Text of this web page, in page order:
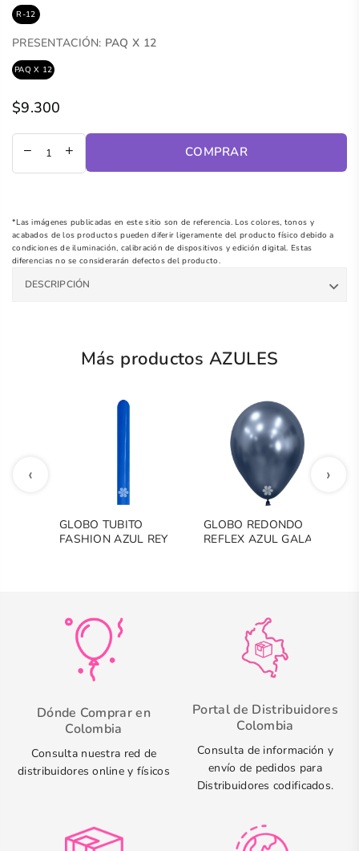
R-12
PRESENTACIÓN: PAQ X 12
PAQ X 12
Precio
regular
$9.300
COMPRAR
*Las imágenes publicadas en este sitio son de referencia. Los colores, tonos y
acabados de los productos pueden diferir ligeramente del producto físico debido a
condiciones de iluminación, calibración de dispositivos y edición digital. Estas
diferencias no se considerarán defectos del producto.
DESCRIPCIÓN
Más productos AZULES
‹
GLOBO TUBITO
FASHION AZUL REY
GLOBO REDONDO
REFLEX AZUL GALAXY
›
Dónde Comprar en
Colombia
Consulta nuestra red de
distribuidores online y físicos
Portal de Distribuidores
Colombia
Consulta de información y
envío de pedidos para
Distribuidores codificados.